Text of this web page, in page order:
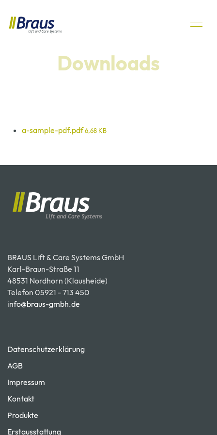
Downloads
a-sample-pdf.pdf6,68 KB
BRAUS Lift & Care Systems GmbH
Karl-Braun-Straße 11
48531 Nordhorn (Klausheide)
Telefon 05921 - 713 450
info@braus-gmbh.de
Datenschutzerklärung
AGB
Impressum
Kontakt
Produkte
Erstausstattung